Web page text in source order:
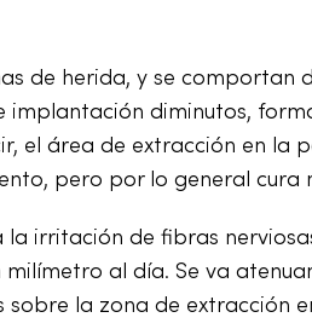
de herida, y se comportan
diminutos,
el área de extracción en la
pero por lo general cura
irritación de fibras
al día. Se va
la zona de extracción